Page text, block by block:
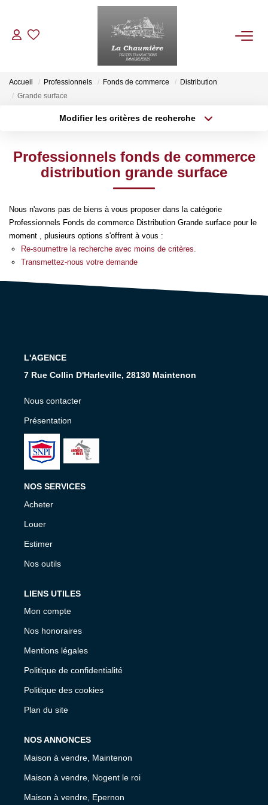
ACHETER
LOUER
ESTIMER
NOS BIENS VENDUS
NOTRE AGENCE
Qui Sommes Nous
Accueil Professionnels Fonds de commerce
Distribution
Grande surface
Modifier les critères de recherche
Sélectionnez...
Type de bien
Surface min
Créer une alerte
Professionnels fonds de commerce
distribution grande surface
Nous n'avons pas de biens à vous proposer dans la catégorie
Professionnels Fonds de commerce Distribution Grande surface pour le
moment , plusieurs options s'offrent à vous :
Re-soumettre la recherche avec moins de critères.
Transmettez-nous votre demande
L'AGENCE
7 Rue Collin D'Harleville, 28130 Maintenon
Nous contacter
Présentation
NOS SERVICES
Acheter
Louer
Estimer
Nos outils
LIENS UTILES
Mon compte
Nos honoraires
Mentions légales
Politique de confidentialité
Politique des cookies
Plan du site
NOS ANNONCES
Maison à vendre, Maintenon
Maison à vendre, Nogent le roi
Maison à vendre, Epernon